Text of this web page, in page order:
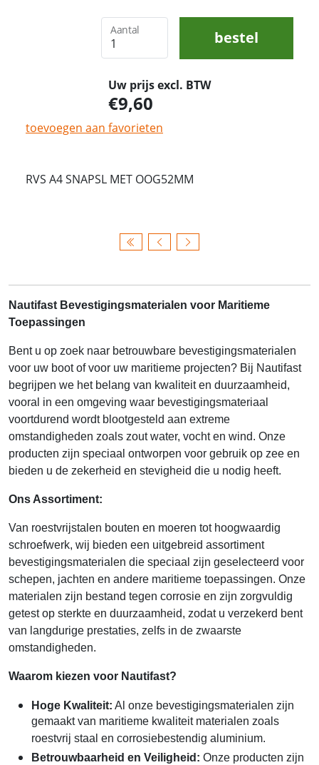
Aantal bestel
Uw prijs excl. BTW
9,60
toevoegen aan favorieten
RVS A4 SNAPSL MET OOG52MM
Nautifast Bevestigingsmaterialen voor Maritieme
Toepassingen
Bent u op zoek naar betrouwbare bevestigingsmaterialen
voor uw boot of voor uw maritieme projecten? Bij Nautifast
begrijpen we het belang van kwaliteit en duurzaamheid,
vooral in een omgeving waar bevestigingsmateriaal
voortdurend wordt blootgesteld aan extreme
omstandigheden zoals zout water, vocht en wind. Onze
producten zijn speciaal ontworpen voor gebruik op zee en
bieden u de zekerheid en stevigheid die u nodig heeft.
Ons Assortiment:
Van roestvrijstalen bouten en moeren tot hoogwaardig
schroefwerk, wij bieden een uitgebreid assortiment
bevestigingsmaterialen die speciaal zijn geselecteerd voor
schepen, jachten en andere maritieme toepassingen. Onze
materialen zijn bestand tegen corrosie en zijn zorgvuldig
getest op sterkte en duurzaamheid, zodat u verzekerd bent
van langdurige prestaties, zelfs in de zwaarste
omstandigheden.
Waarom kiezen voor Nautifast?
Hoge Kwaliteit: Al onze bevestigingsmaterialen zijn
gemaakt van maritieme kwaliteit materialen zoals
roestvrij staal en corrosiebestendig aluminium.
Betrouwbaarheid en Veiligheid: Onze producten zijn